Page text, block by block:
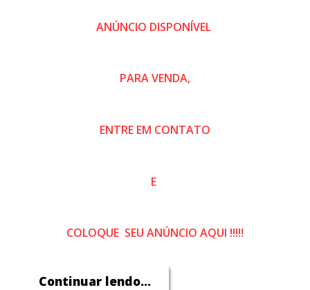
ANÚNCIO DISPONÍVEL
PARA VENDA,
ENTRE EM CONTATO
E
COLOQUE SEU ANÚNCIO AQUI !!!!!
Continuar lendo...